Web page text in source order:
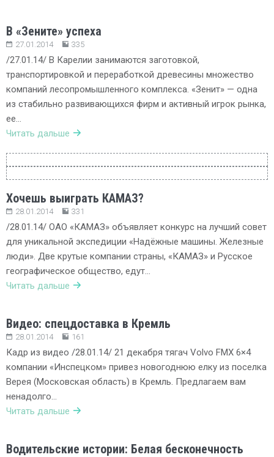
В «Зените» успеха
27.01.2014 335
/27.01.14/ В Карелии занимаются заготовкой,
транспортировкой и переработкой древесины множество
компаний лесопромышленного комплекса. «Зенит» — одна
из стабильно развивающихся фирм и активный игрок рынка,
ее…
Читать дальше
Хочешь выиграть КАМАЗ?
28.01.2014 331
/28.01.14/ ОАО «КАМАЗ» объявляет конкурс на лучший совет
для уникальной экспедиции «Надёжные машины. Железные
люди». Две крутые компании страны, «КАМАЗ» и Русское
географическое общество, едут…
Читать дальше
Видео: спецдоставка в Кремль
28.01.2014 161
Кадр из видео /28.01.14/ 21 декабря тягач Volvo FMX 6×4
компании «Инспецком» привез новогоднюю елку из поселка
Верея (Московская область) в Кремль. Предлагаем вам
ненадолго…
Читать дальше
Водительские истории: Белая бесконечность